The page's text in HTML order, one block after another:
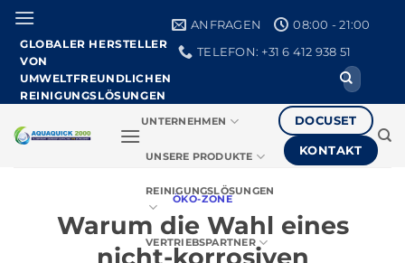
Zum
springen
GLOBALER HERSTELLER
VON
UMWELTFREUNDLICHEN
REINIGUNGSLÖSUNGEN
ANFRAGEN
08:00 - 21:00
TELEFON: +31 6 412 938 51
Suche
nach:
UNTERNEHMEN
UNSERE PRODUKTE
REINIGUNGSLÖSUNGEN
VERTRIEBSPARTNER
DOCUSET
KONTAKT
ÖKO-ZONE
Warum die Wahl eines
nicht-korrosiven